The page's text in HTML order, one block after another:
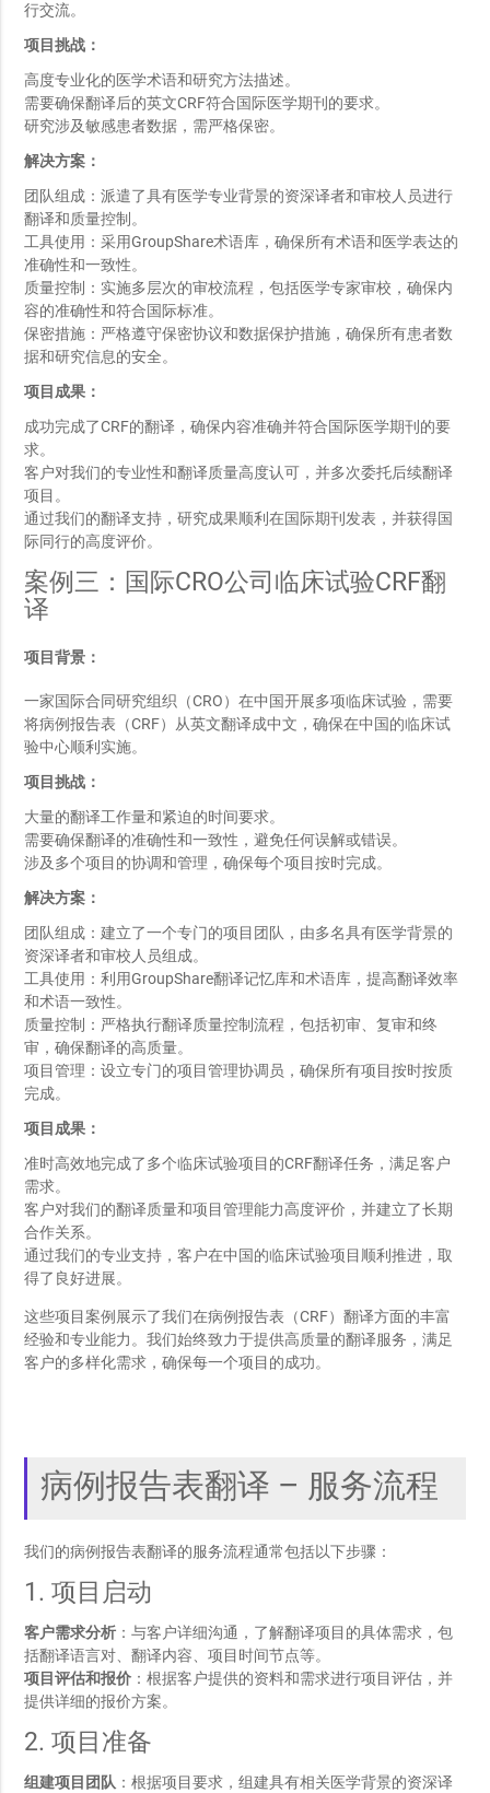
行交流。
项目挑战：
高度专业化的医学术语和研究方法描述。
需要确保翻译后的英文CRF符合国际医学期刊的要求。
研究涉及敏感患者数据，需严格保密。
解决方案：
团队组成：派遣了具有医学专业背景的资深译者和审校人员进行
翻译和质量控制。
工具使用：采用GroupShare术语库，确保所有术语和医学表达的
准确性和一致性。
质量控制：实施多层次的审校流程，包括医学专家审校，确保内
容的准确性和符合国际标准。
保密措施：严格遵守保密协议和数据保护措施，确保所有患者数
据和研究信息的安全。
项目成果：
成功完成了CRF的翻译，确保内容准确并符合国际医学期刊的要
求。
客户对我们的专业性和翻译质量高度认可，并多次委托后续翻译
项目。
通过我们的翻译支持，研究成果顺利在国际期刊发表，并获得国
际同行的高度评价。
案例三：国际CRO公司临床试验CRF翻
译
项目背景：
一家国际合同研究组织（CRO）在中国开展多项临床试验，需要
将病例报告表（CRF）从英文翻译成中文，确保在中国的临床试
验中心顺利实施。
项目挑战：
大量的翻译工作量和紧迫的时间要求。
需要确保翻译的准确性和一致性，避免任何误解或错误。
涉及多个项目的协调和管理，确保每个项目按时完成。
解决方案：
团队组成：建立了一个专门的项目团队，由多名具有医学背景的
资深译者和审校人员组成。
工具使用：利用GroupShare翻译记忆库和术语库，提高翻译效率
和术语一致性。
质量控制：严格执行翻译质量控制流程，包括初审、复审和终
审，确保翻译的高质量。
项目管理：设立专门的项目管理协调员，确保所有项目按时按质
完成。
项目成果：
准时高效地完成了多个临床试验项目的CRF翻译任务，满足客户
需求。
客户对我们的翻译质量和项目管理能力高度评价，并建立了长期
合作关系。
通过我们的专业支持，客户在中国的临床试验项目顺利推进，取
得了良好进展。
这些项目案例展示了我们在病例报告表（CRF）翻译方面的丰富
经验和专业能力。我们始终致力于提供高质量的翻译服务，满足
客户的多样化需求，确保每一个项目的成功。
病例报告表翻译 – 服务流程
我们的病例报告表翻译的服务流程通常包括以下步骤：
1. 项目启动
客户需求分析 ：与客户详细沟通，了解翻译项目的具体需求，包
括翻译语言对、翻译内容、项目时间节点等。
项目评估和报价 ：根据客户提供的资料和需求进行项目评估，并
提供详细的报价方案。
2. 项目准备
组建项目团队 ：根据项目要求，组建具有相关医学背景的资深译